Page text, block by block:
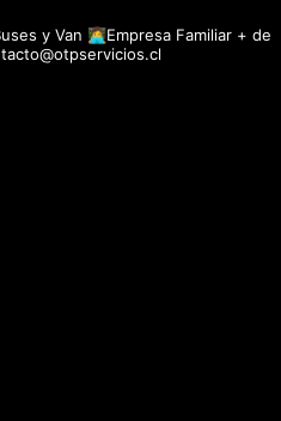
y Van 👩‍💻Empresa Familiar + de